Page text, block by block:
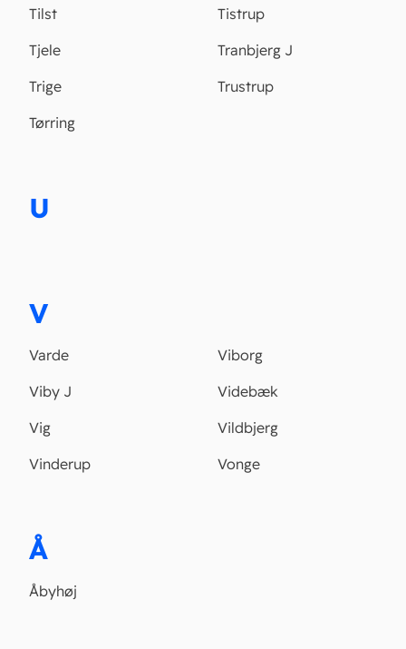
Tilst
Tistrup
Tjele
Tranbjerg J
Trige
Trustrup
Tørring
U
V
Varde
Viborg
Viby J
Videbæk
Vig
Vildbjerg
Vinderup
Vonge
Å
Åbyhøj